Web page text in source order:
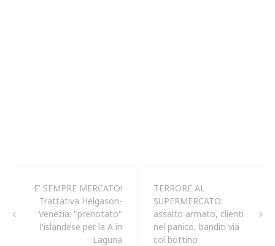
E' SEMPRE MERCATO!
Trattativa Helgason-
Venezia: "prenotato"
l'islandese per la A in
Laguna
TERRORE AL
SUPERMERCATO:
assalto armato, clienti
nel panico, banditi via
col bottino